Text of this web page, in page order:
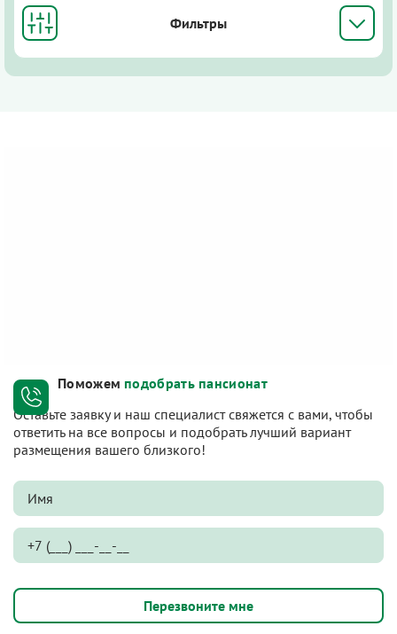
Фильтры
Поможем подобрать пансионат
Оставьте заявку и наш специалист свяжется с вами, чтобы
ответить на все вопросы и подобрать лучший вариант
размещения вашего близкого!